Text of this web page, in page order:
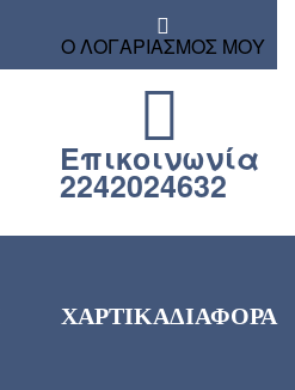
Ο ΛΟΓΑΡΙΑΣΜΟΣ ΜΟΥ
Επικοινωνία
2242024632
ΧΑΡΤΙΚΑΔΙΑΦΟΡΑ